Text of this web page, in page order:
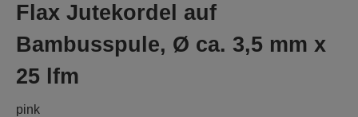
Flax Jutekordel auf
Bambusspule, Ø ca. 3,5 mm x
25 lfm
pink